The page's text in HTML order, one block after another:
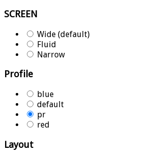
SCREEN
Wide (default)
Fluid
Narrow
Profile
blue
default
pr
red
Layout